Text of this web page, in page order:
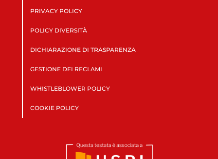
PRIVACY POLICY
POLICY DIVERSITÀ
DICHIARAZIONE DI TRASPARENZA
GESTIONE DEI RECLAMI
WHISTLEBLOWER POLICY
COOKIE POLICY